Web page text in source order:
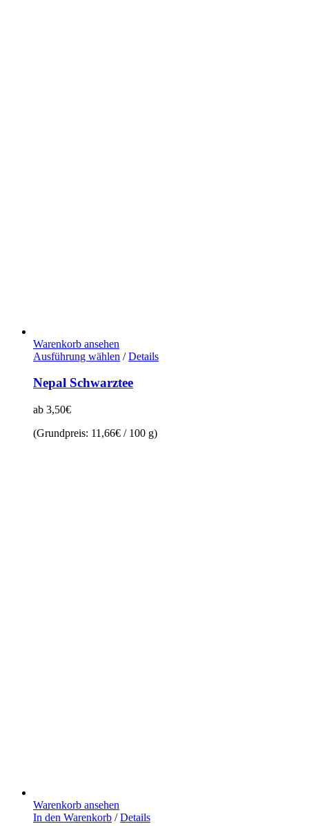
Warenkorb ansehen
Ausführung wählen Dieses
weist
Die
Optionen
/ Details
Nepal Schwarztee
ab 3,50€
(Grundpreis: 11,66€ / 100 g)
Warenkorb ansehen
In den Warenkorb / Details